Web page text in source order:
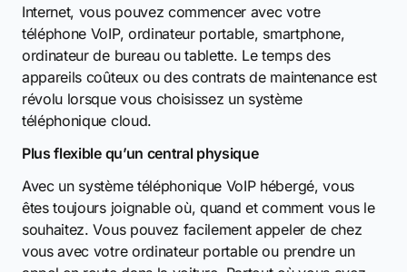
Internet, vous pouvez commencer avec votre
téléphone VoIP, ordinateur portable, smartphone,
ordinateur de bureau ou tablette. Le temps des
appareils coûteux ou des contrats de maintenance est
révolu lorsque vous choisissez un système
téléphonique cloud.
Plus flexible qu’un central physique
Avec un système téléphonique VoIP hébergé, vous
êtes toujours joignable où, quand et comment vous le
souhaitez. Vous pouvez facilement appeler de chez
vous avec votre ordinateur portable ou prendre un